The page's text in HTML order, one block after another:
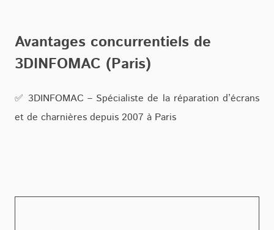
Avantages concurrentiels de
3DINFOMAC (Paris)
✅ 3DINFOMAC – Spécialiste de la réparation d’écrans
et de charnières depuis 2007 à Paris